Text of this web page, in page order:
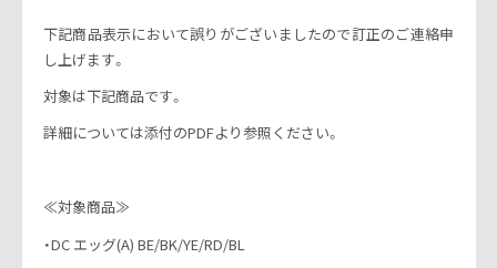
下記商品表示において誤りがございましたので訂正のご連絡申
し上げます。
対象は下記商品です。
詳細については添付のPDFより参照ください。
≪対象商品≫
・DC エッグ(A) BE/BK/YE/RD/BL